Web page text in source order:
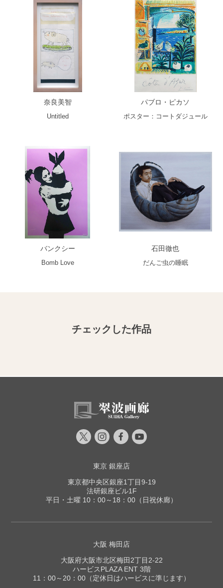
奈良美智
Untitled
パブロ・ピカソ
ポスター：コートダジュール
バンクシー
Bomb Love
石田徹也
だんご虫の睡眠
チェックした作品
東京 銀座店
東京都中央区銀座1丁目9-19
法研銀座ビル1F
平日・土曜 10：00～18：00（日祝休廊）
大阪 梅田店
大阪府大阪市北区梅田2丁目2-22
ハービスPLAZA ENT 3階
11：00～20：00（定休日はハービスに準じます）